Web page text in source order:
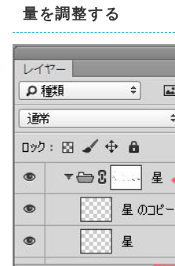
量を調整する